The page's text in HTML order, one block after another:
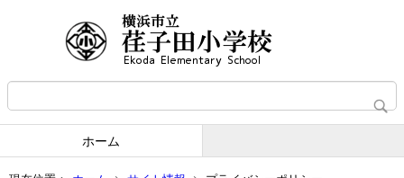
ホーム